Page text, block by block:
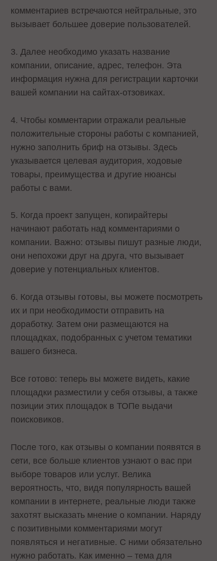
комментариев встречаются нейтральные, это
вызывает большее доверие пользователей.
3. Далее необходимо указать название
компании, описание, адрес, телефон. Эта
информация нужна для регистрации карточки
вашей компании на сайтах-отзовиках.
4. Чтобы комментарии отражали реальные
положительные стороны работы с компанией,
нужно заполнить бриф на отзывы. Здесь
указывается целевая аудитория, ходовые
товары, преимущества и другие нюансы
работы с вами.
5. Когда проект запущен, копирайтеры
начинают работать над комментариями о
компании. Важно: отзывы пишут разные люди,
они непохожи друг на друга, что вызывает
доверие у потенциальных клиентов.
6. Когда отзывы готовы, вы можете посмотреть
их и при необходимости отправить на
доработку. Затем они размещаются на
площадках, подобранных с учетом тематики
вашего бизнеса.
Все готово: теперь вы можете видеть, какие
площадки разместили у себя отзывы, а также
позиции этих площадок в ТОПе выдачи
поисковиков.
После того, как отзывы о компании появятся в
сети, все больше клиентов узнают о вас при
выборе товаров или услуг. Велика
вероятность, что, видя популярность вашей
компании в интернете, реальные люди также
захотят высказать мнение о компании. Наряду
с позитивными комментариями могут
появляться и негативные. С ними обязательно
нужно работать. Как именно – тема для